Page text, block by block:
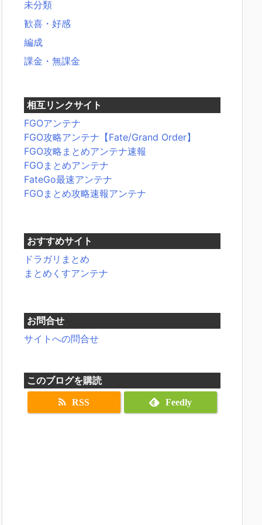
未分類
歓喜・好感
編成
課金・無課金
相互リンクサイト
FGOアンテナ
FGO攻略アンテナ【Fate/Grand Order】
FGO攻略まとめアンテナ速報
FGOまとめアンテナ
FateGo最速アンテナ
FGOまとめ攻略速報アンテナ
おすすめサイト
ドラガリまとめ
まとめくすアンテナ
お問合せ
サイトへの問合せ
このブログを購読
RSS Feedly